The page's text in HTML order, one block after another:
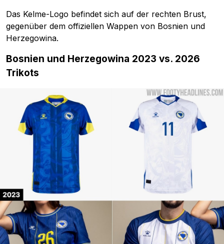
Das Kelme-Logo befindet sich auf der rechten Brust,
gegenüber dem offiziellen Wappen von Bosnien und
Herzegowina.
Bosnien und Herzegowina 2023 vs. 2026
Trikots